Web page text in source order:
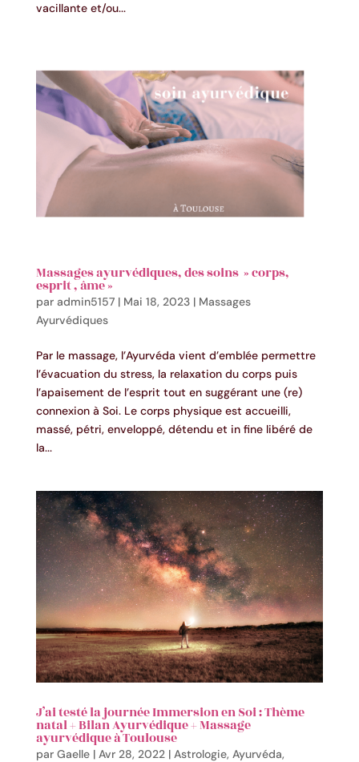
vacillante et/ou...
Massages ayurvédiques, des soins » corps,
esprit , âme »
par admin5157| Mai 18, 2023| Massages
Ayurvédiques
Par le massage, l’Ayurvéda vient d’emblée permettre
l’évacuation du stress, la relaxation du corps puis
l’apaisement de l’esprit tout en suggérant une (re)
connexion à Soi. Le corps physique est accueilli,
massé, pétri, enveloppé, détendu et in fine libéré de
la...
J’ai testé la journée Immersion en Soi : Thème
natal + Bilan Ayurvédique + Massage
ayurvédique à Toulouse
par Gaelle| Avr 28, 2022| Astrologie, Ayurvéda,